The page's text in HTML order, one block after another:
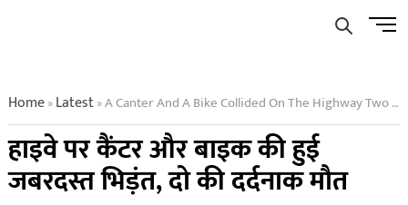
Menu
Home»Latest»A Canter And A Bike Collided On The Highway Two Died A Painful Death
हाइवे पर कैंटर और बाइक की हुई
जबरदस्त भिड़ंत, दो की दर्दनाक मौत